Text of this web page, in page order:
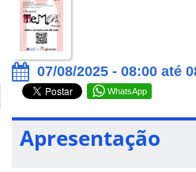
07/08/2025 - 08:00 até
WhatsApp
Apresentação